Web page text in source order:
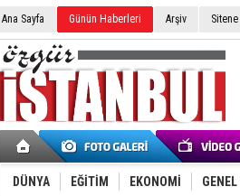
Ana Sayfa Günün Haberleri Arşiv
DÜNYA EĞİTİM EKONOMİ GENEL